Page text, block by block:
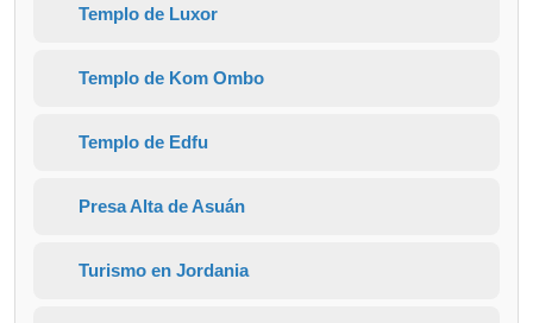
Templo de Luxor
Templo de Kom Ombo
Templo de Edfu
Presa Alta de Asuán
Turismo en Jordania